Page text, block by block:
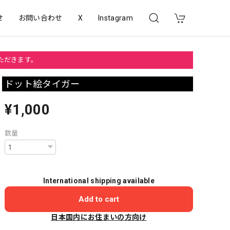
お問い合わせ X Instagram
きます。
ドット絵タイガー
¥1,000
数量
International shipping available
Add to cart
日本国内にお住まいの方向け